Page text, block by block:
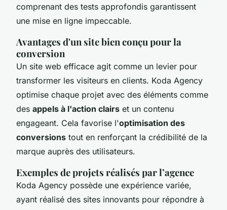
comprenant des tests approfondis garantissent
une mise en ligne impeccable.
Avantages d'un site bien conçu pour la
conversion
Un site web efficace agit comme un levier pour
transformer les visiteurs en clients. Koda Agency
optimise chaque projet avec des éléments comme
des appels à l'action clairs et un contenu
engageant. Cela favorise l'optimisation des
conversions tout en renforçant la crédibilité de la
marque auprès des utilisateurs.
Exemples de projets réalisés par l’agence
Koda Agency possède une expérience variée,
ayant réalisé des sites innovants pour répondre à